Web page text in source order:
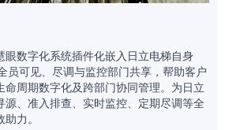
眼数字化系统插件化嵌入日立电梯自身
员可见、尽调与监控部门共享，帮助客户
命周期数字化及跨部门协同管理。为日立
源、准入排查、实时监控、定期尽调等全
力。